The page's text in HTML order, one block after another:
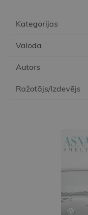
Kategorijas
Valoda
Autors
Ražotājs/Izdevējs